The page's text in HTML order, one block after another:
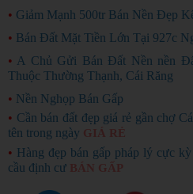
• Giảm Mạnh 500tr Bán Nền Đẹp
• Bán Đất Mặt Tiền Lớn Tại 927c
• A Chủ Gửi Bán Đất Nền nền
Thuộc Thường Thạnh, Cái Răng
• Nền Nghọp Bán Gấp
• Cần bán đất đẹp giá rẻ gần chợ
tên trong ngày GIÁ RẺ
• Hàng đẹp bán gấp pháp lý cực
cầu định cư BÁN GẤP